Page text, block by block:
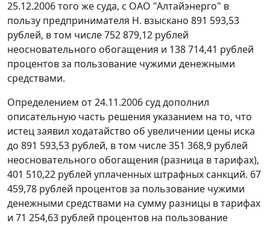
25.12.2006 того же суда, с ОАО "Алтайэнерго" в
пользу предпринимателя Н. взыскано 891 593,53
рублей, в том числе 752 879,12 рублей
неосновательного обогащения и 138 714,41 рублей
процентов за пользование чужими денежными
средствами.
Определением от 24.11.2006 суд дополнил
описательную часть решения указанием на то, что
истец заявил ходатайство об увеличении цены иска
до 891 593,53 рублей, в том числе 351 368,9 рублей
неосновательного обогащения (разница в тарифах),
401 510,22 рублей уплаченных штрафных санкций. 67
459,78 рублей процентов за пользование чужими
денежными средствами на сумму разницы в тарифах
и 71 254,63 рублей процентов на пользование